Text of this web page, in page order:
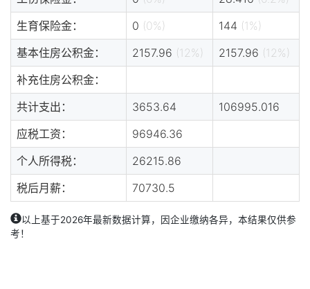
生育保险金：
0 (0%) 144 (1%)
基本住房公积金：
2157.96 (12%) 2157.96 (12%)
补充住房公积金：
共计支出：
3653.64
106995.016
应税工资：
96946.36
个人所得税：
26215.86
税后月薪：
70730.5
以上基于2026年最新数据计算，因企业缴纳各异，本结果仅供参
考！